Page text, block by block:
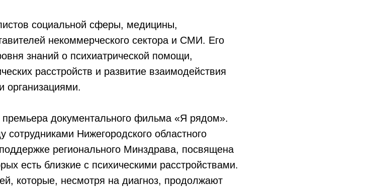
социальной сферы, медицины,
некоммерческого сектора и СМИ. Его
знаний о психиатрической помощи,
расстройств и развитие взаимодействия
организациями.
документального фильма «Я рядом».
сотрудниками Нижегородского областного
регионального Минздрава, посвящена
есть близкие с психическими расстройствами.
которые, несмотря на диагноз, продолжают